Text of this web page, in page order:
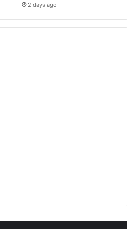
2 days ago